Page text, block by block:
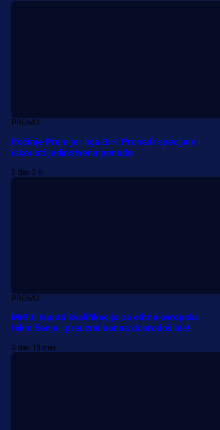
PROMO
Počinje Premijer liga BiH: Pronađi specijale i
iskoristi jedinstvenu ponudu
2 dan 2 h
PROMO
MrBit: Isprati kvalifikacije za elitna evropska
takmičenja i preuzmi bonus dobrodošlice!
3 dan 19 min